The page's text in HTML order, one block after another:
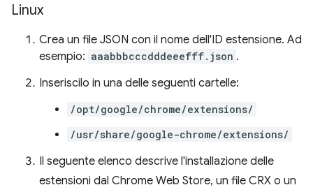
Linux
Crea un file JSON con il nome dell'ID estensione. Ad
esempio: aaabbbcccdddeeefff.json .
Inseriscilo in una delle seguenti cartelle:
/opt/google/chrome/extensions/
/usr/share/google-chrome/extensions/
Il seguente elenco descrive l'installazione delle
estensioni dal Chrome Web Store, un file CRX o un